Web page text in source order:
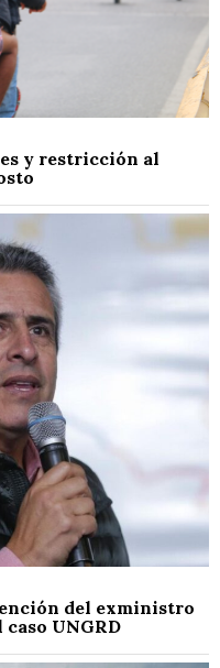
y restricción al
del exministro
UNGRD